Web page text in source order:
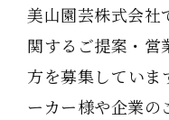
美山園芸株式会社
関するご提案・営
方を募集していま
ーカー様や企業の